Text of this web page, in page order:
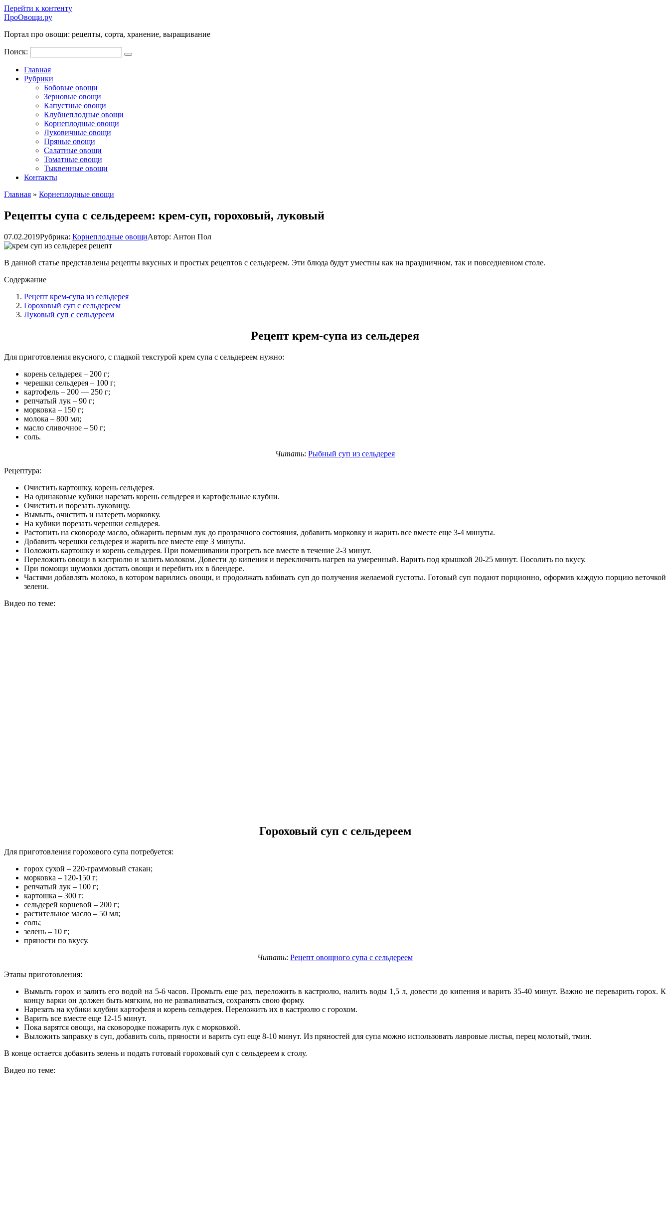
Перейти к контенту
ПроОвощи.ру
Портал про овощи: рецепты, сорта, хранение, выращивание
Поиск:
Главная
Рубрики
Бобовые овощи
Зерновые овощи
Капустные овощи
Клубнеплодные овощи
Корнеплодные овощи
Луковичные овощи
Пряные овощи
Салатные овощи
Томатные овощи
Тыквенные овощи
Контакты
Главная » Корнеплодные овощи
Рецепты супа с сельдереем: крем-суп, гороховый, луковый
07.02.2019Рубрика: Корнеплодные овощиАвтор: Антон Пол
В данной статье представлены рецепты вкусных и простых рецептов с сельдереем. Эти блюда будут уместны как на праздничном, так и повседневном столе.
Содержание
Рецепт крем-супа из сельдерея
Гороховый суп с сельдереем
Луковый суп с сельдереем
Рецепт крем-супа из сельдерея
Для приготовления вкусного, с гладкой текстурой крем супа с сельдереем нужно:
корень сельдерея – 200 г;
черешки сельдерея – 100 г;
картофель – 200 — 250 г;
репчатый лук – 90 г;
морковка – 150 г;
молока – 800 мл;
масло сливочное – 50 г;
соль.
Читать: Рыбный суп из сельдерея
Рецептура:
Очистить картошку, корень сельдерея.
На одинаковые кубики нарезать корень сельдерея и картофельные клубни.
Очистить и порезать луковицу.
Вымыть, очистить и натереть морковку.
На кубики порезать черешки сельдерея.
Растопить на сковороде масло, обжарить первым лук до прозрачного состояния, добавить морковку и жарить все вместе еще 3-4 минуты.
Добавить черешки сельдерея и жарить все вместе еще 3 минуты.
Положить картошку и корень сельдерея. При помешивании прогреть все вместе в течение 2-3 минут.
Переложить овощи в кастрюлю и залить молоком. Довести до кипения и переключить нагрев на умеренный. Варить под крышкой 20-25 минут. Посолить по вкусу.
При помощи шумовки достать овощи и перебить их в блендере.
Частями добавлять молоко, в котором варились овощи, и продолжать взбивать суп до получения желаемой густоты. Готовый суп подают порционно, оформив каждую порцию веточкой
зелени.
Видео по теме:
Гороховый суп с сельдереем
Для приготовления горохового супа потребуется:
горох сухой – 220-граммовый стакан;
морковка – 120-150 г;
репчатый лук – 100 г;
картошка – 300 г;
сельдерей корневой – 200 г;
растительное масло – 50 мл;
соль;
зелень – 10 г;
пряности по вкусу.
Читать: Рецепт овощного супа с сельдереем
Этапы приготовления:
Вымыть горох и залить его водой на 5-6 часов. Промыть еще раз, переложить в кастрюлю, налить воды 1,5 л, довести до кипения и варить 35-40 минут. Важно не переварить горох. К
концу варки он должен быть мягким, но не разваливаться, сохранять свою форму.
Нарезать на кубики клубни картофеля и корень сельдерея. Переложить их в кастрюлю с горохом.
Варить все вместе еще 12-15 минут.
Пока варятся овощи, на сковородке пожарить лук с морковкой.
Выложить заправку в суп, добавить соль, пряности и варить суп еще 8-10 минут. Из пряностей для супа можно использовать лавровые листья, перец молотый, тмин.
В конце остается добавить зелень и подать готовый гороховый суп с сельдереем к столу.
Видео по теме: